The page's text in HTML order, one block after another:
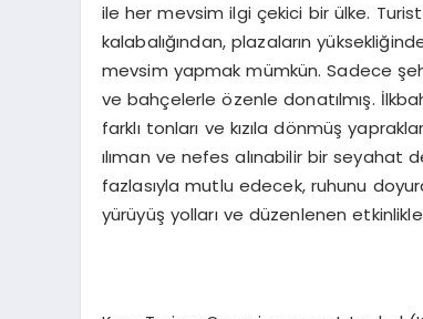
ile her mevsim ilgi çekici bir ülke.
kalabalığından, plazaların
mevsim yapmak mümkün. Sadece
ve bahçelerle özenle donatılmış.
farklı tonları ve kızıla dönmüş
ılıman ve nefes alınabilir bir
fazlasıyla mutlu edecek, ruhunu
yürüyüş yolları ve düzenlenen